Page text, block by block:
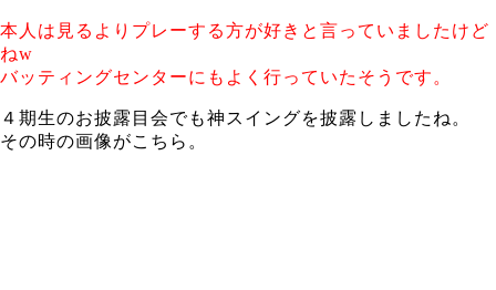
本人は見るよりプレーする方が好きと言っていましたけど
ねw
バッティングセンターにもよく行っていたそうです。
４期生のお披露目会でも神スイングを披露しましたね。
その時の画像がこちら。